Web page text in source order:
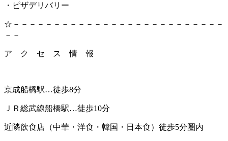
・ピザデリバリー
☆－－－－－－－－－－－－－－－－－－－－－－－－－－
－－
ア ク セ ス 情 報
京成船橋駅…徒歩8分
ＪＲ総武線船橋駅…徒歩10分
近隣飲食店（中華・洋食・韓国・日本食）徒歩5分圏内